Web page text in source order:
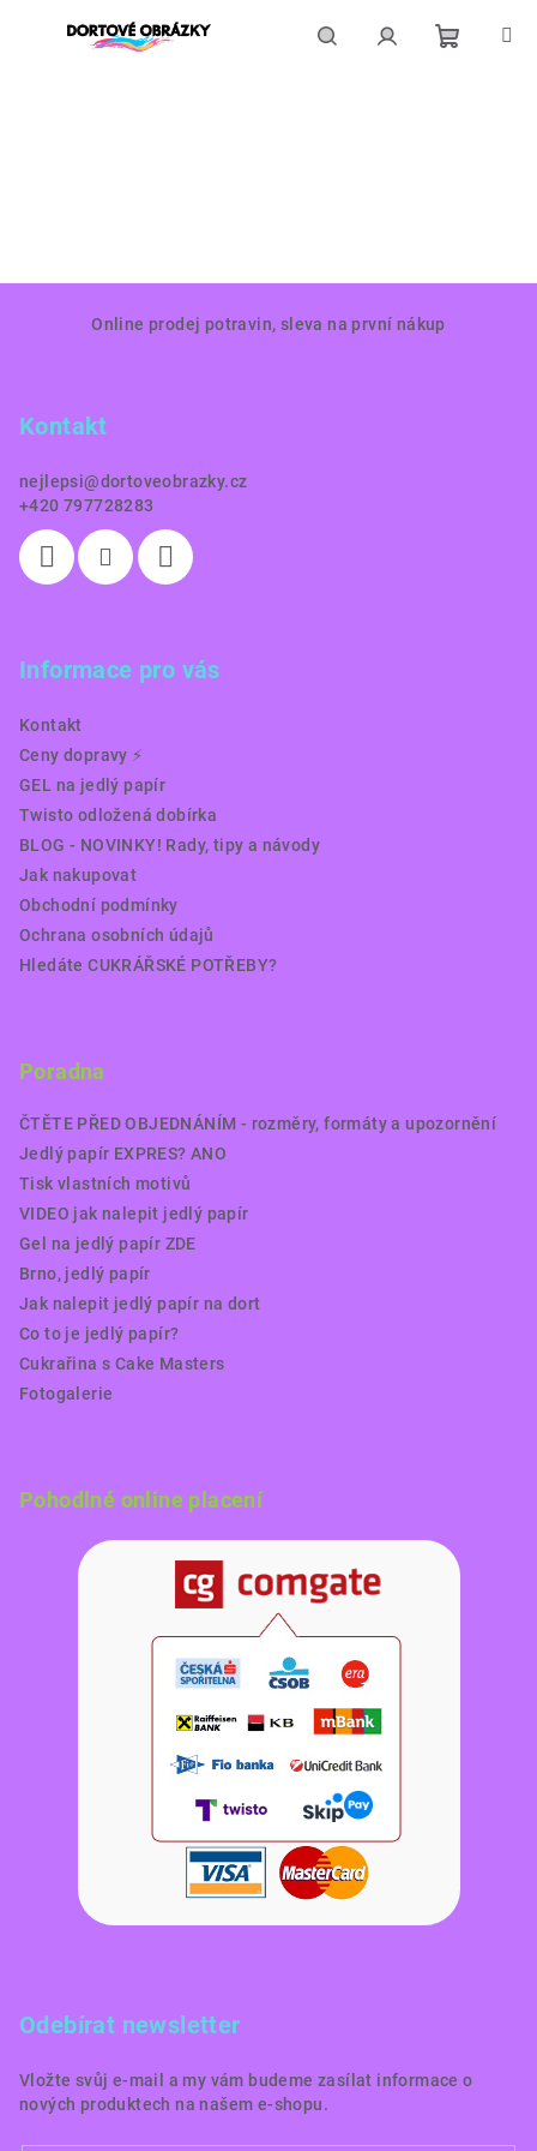
Online prodej potravin, sleva na první nákup
Kontakt
nejlepsi@dortoveobrazky.cz
+420 797728283
Informace pro vás
Kontakt
Ceny dopravy ⚡️
GEL na jedlý papír
Twisto odložená dobírka
BLOG - NOVINKY! Rady, tipy a návody
Jak nakupovat
Obchodní podmínky
Ochrana osobních údajů
Hledáte CUKRÁŘSKÉ POTŘEBY?
Poradna
ČTĚTE PŘED OBJEDNÁNÍM - rozměry, formáty a upozornění
Jedlý papír EXPRES? ANO
Tisk vlastních motivů
VIDEO jak nalepit jedlý papír
Gel na jedlý papír ZDE
Brno, jedlý papír
Jak nalepit jedlý papír na dort
Co to je jedlý papír?
Cukrařina s Cake Masters
Fotogalerie
Pohodlné online placení
Odebírat newsletter
Vložte svůj e-mail a my vám budeme zasílat informace o
nových produktech na našem e-shopu.